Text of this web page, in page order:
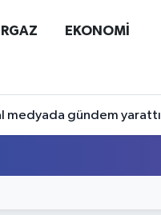
EKONOMİ
medyada gündem yarattı